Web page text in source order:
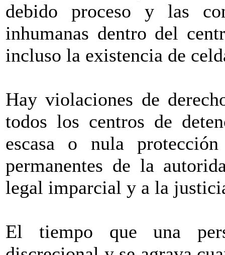
debido proceso y las
inhumanas dentro del
incluso la existencia de
Hay violaciones de
todos los centros de
escasa o nula
permanentes de la
legal imparcial y a la
El tiempo que una